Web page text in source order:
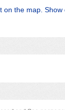
on the map. Show